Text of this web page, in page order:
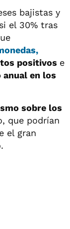
bajistas y
el 30% tras
positivos e
anual en los
sobre los
que podrían
el gran